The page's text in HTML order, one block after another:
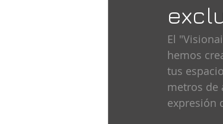
El
hemos
tus
metros de
expresión